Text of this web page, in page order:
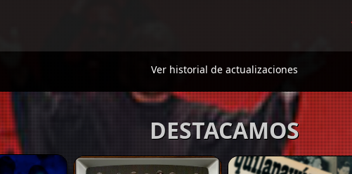
Ver historial de actualizaciones
DESTACAMOS